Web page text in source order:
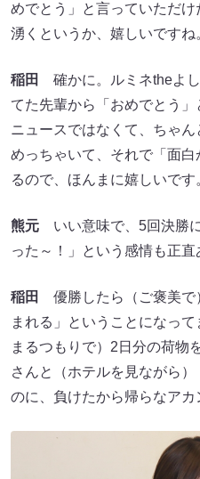
めでとう」と言っていただ
湧くというか、嬉しいですね
稲田
確かに。ルミネtheよ
てた先輩から「おめでとう」
ニュースではなくて、ちゃ
めっちゃいて、それで「面
るので、ほんまに嬉しいです
熊元 いい意味で、5回決勝
った～！」という感情も正直
稲田
優勝したら（ご褒美で
まれる」ということになっ
まるつもりで）2日分の荷物
さんと（ホテルを見ながら
のに、負けたから帰らなア